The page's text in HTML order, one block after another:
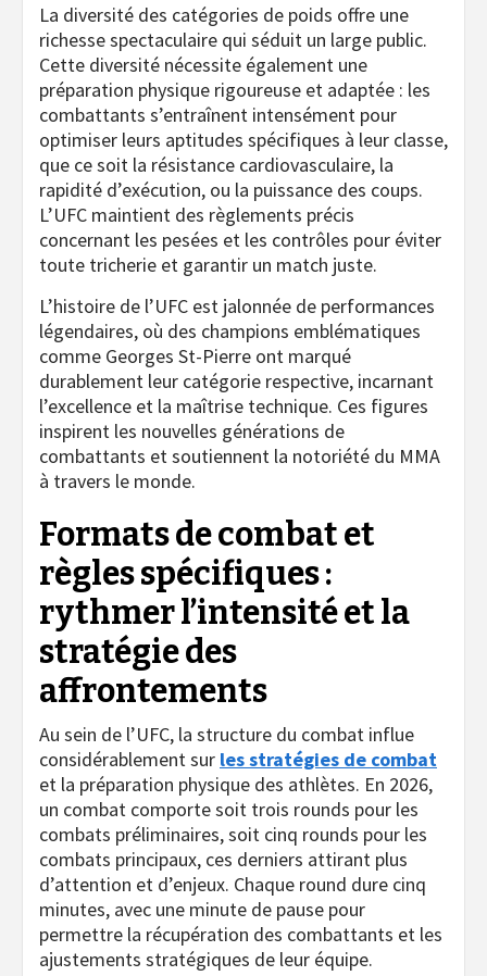
La diversité des catégories de poids offre une
richesse spectaculaire qui séduit un large public.
Cette diversité nécessite également une
préparation physique rigoureuse et adaptée : les
combattants s’entraînent intensément pour
optimiser leurs aptitudes spécifiques à leur classe,
que ce soit la résistance cardiovasculaire, la
rapidité d’exécution, ou la puissance des coups.
L’UFC maintient des règlements précis
concernant les pesées et les contrôles pour éviter
toute tricherie et garantir un match juste.
L’histoire de l’UFC est jalonnée de performances
légendaires, où des champions emblématiques
comme Georges St-Pierre ont marqué
durablement leur catégorie respective, incarnant
l’excellence et la maîtrise technique. Ces figures
inspirent les nouvelles générations de
combattants et soutiennent la notoriété du MMA
à travers le monde.
Formats de combat et
règles spécifiques :
rythmer l’intensité et la
stratégie des
affrontements
Au sein de l’UFC, la structure du combat influe
considérablement sur les stratégies de combat
et la préparation physique des athlètes. En 2026,
un combat comporte soit trois rounds pour les
combats préliminaires, soit cinq rounds pour les
combats principaux, ces derniers attirant plus
d’attention et d’enjeux. Chaque round dure cinq
minutes, avec une minute de pause pour
permettre la récupération des combattants et les
ajustements stratégiques de leur équipe.